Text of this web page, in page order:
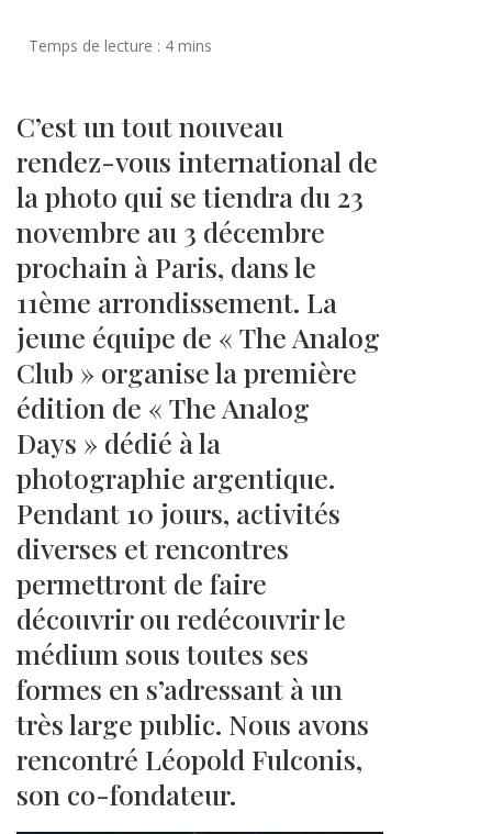
C’est un tout nouveau
rendez-vous international de
la photo qui se tiendra du 23
novembre au 3 décembre
prochain à Paris, dans le
11ème arrondissement. La
jeune équipe de « The Analog
Club » organise la première
édition de « The Analog
Days » dédié à la
photographie argentique.
Pendant 10 jours, activités
diverses et rencontres
permettront de faire
découvrir ou redécouvrir le
médium sous toutes ses
formes en s’adressant à un
très large public. Nous avons
rencontré Léopold Fulconis,
son co-fondateur.